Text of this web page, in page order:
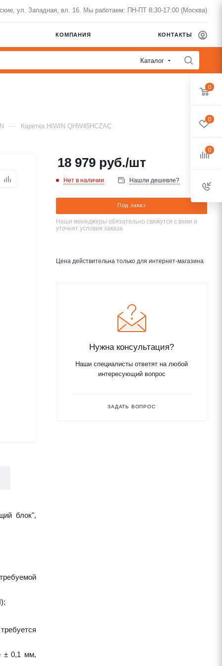
ул. Западная, вл. 16. Мы работаем: ПН-ПТ 8:30-17:00 (Москва)
КОМПАНИЯ КОНТАКТЫ
Каталог
— Каретка HIWIN QHW45HCZAC
блок",
± 0,1 мм,
18 979 руб./шт
Нет в наличии Нашли дешевле?
Под заказ
Наши менеджеры обязательно свяжутся с вами и
уточнят условия заказа
Цена действительна только для интернет-магазина
Нужна консультация?
Наши специалисты ответят на любой
интересующий вопрос
ЗАДАТЬ ВОПРОС
0
0
0